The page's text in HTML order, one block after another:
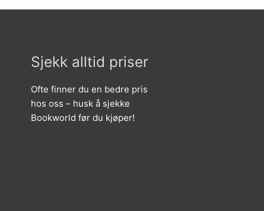
Sjekk alltid priser
Ofte finner du en bedre pris
hos oss – husk å sjekke
Bookworld før du kjøper!